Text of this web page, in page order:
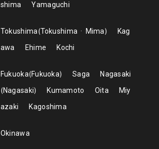
shima
Yamaguchi
Tokushima Tokushima Mima
Kag
awa
Ehime Kochi
Fukuoka Fukuoka Saga
Nagasaki
Nagasaki
Kumamoto Oita
Miy
azaki
Kagoshima
Okinawa